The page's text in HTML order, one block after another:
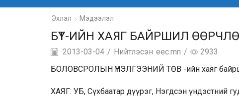
Эхлэл Мэдээлэл
БҮТ-ИЙН ХАЯГ БАЙРШИЛ
2013-03-04 / Нийтлэсэн eec.mn /
2933
БОЛОВСРОЛЫН ҮНЭЛГЭЭНИЙ ТӨВ -ийн хаяг
ХАЯГ: УБ, Сүхбаатар дүүрэг, Нэгдсэн үндэстний